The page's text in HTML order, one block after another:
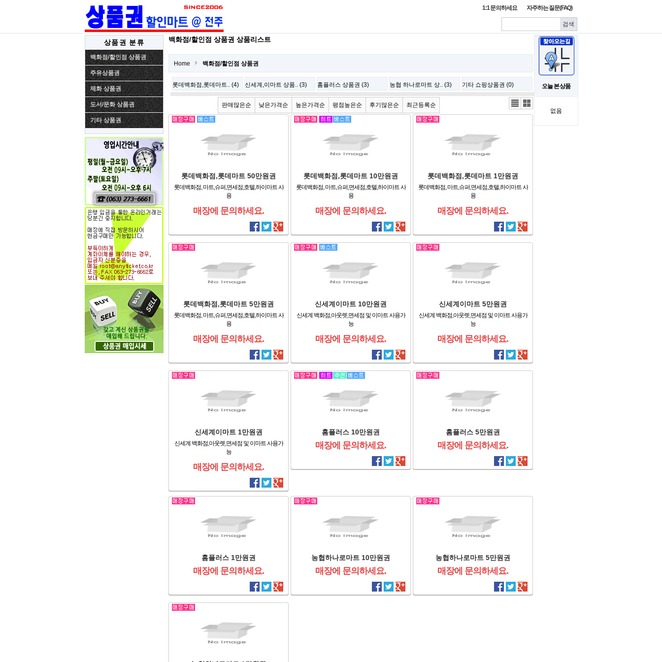
1:1 문의하세요 자주하는 질문(FAQ)
오늘 본 상품
없음
상품권 분류
백화점/할인점 상품권
주유상품권
제화 상품권
도서/문화 상품권
기타 상품권
백화점/할인점 상품권 상품리스트
Home 백화점/할인점 상품권
롯데백화점,롯데마트.. (4) 신세계,이마트 상품.. (3) 홈플러스 상품권 (3) 농협 하나로마트 상.. (3) 기타 쇼핑상품권 (0)
판매많은순 낮은가격순 높은가격순 평점높은순 후기많은순 최근등록순
리스
트뷰
갤러
리뷰
롯데백화점,롯데마트 50만원권
롯데백화점, 마트,슈퍼,면세점,호텔,하이마트 사
용
매장에 문의하세요.
롯데백화점,롯데마트 10만원권
롯데백화점, 마트,슈퍼,면세점,호텔,하이마트 사
용
매장에 문의하세요.
롯데백화점,롯데마트 1만원권
롯데백화점, 마트,슈퍼,면세점,호텔,하이마트 사
용
매장에 문의하세요.
롯데백화점,롯데마트 5만원권
롯데백화점, 마트,슈퍼,면세점,호텔,하이마트 사
용
매장에 문의하세요.
신세계이마트 10만원권
신세계 백화점,아웃렛,면세점 및 이마트 사용가
능
매장에 문의하세요.
신세계이마트 5만원권
신세계 백화점,아웃렛,면세점 및 이마트 사용가
능
매장에 문의하세요.
신세계이마트 1만원권
신세계 백화점,아웃렛,면세점 및 이마트 사용가
능
매장에 문의하세요.
홈플러스 10만원권
매장에 문의하세요.
홈플러스 5만원권
매장에 문의하세요.
홈플러스 1만원권
매장에 문의하세요.
농협하나로마트 10만원권
매장에 문의하세요.
농협하나로마트 5만원권
매장에 문의하세요.